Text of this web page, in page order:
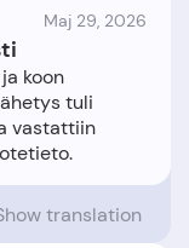
Maj 29, 2026
koon
tuli
vastattiin
translation